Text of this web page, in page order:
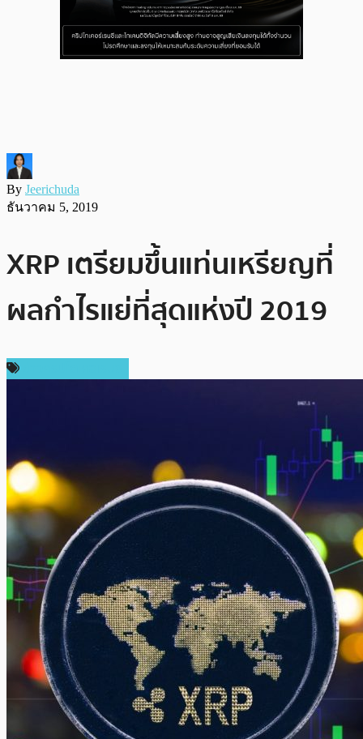
By Jeerichuda
ธันวาคม 5, 2019
XRP เตรียมขึ้นแท่นเหรียญที่
ผลกำไรแย่ที่สุดแห่งปี 2019